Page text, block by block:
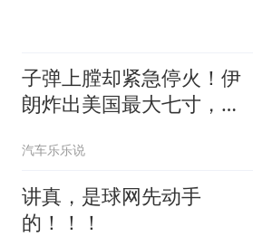
子弹上膛却紧急停火！伊
朗炸出美国最大七寸，特
汽车乐乐说
讲真，是球网先动手
的！！！